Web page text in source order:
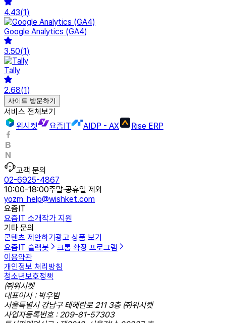
4.43(1)
Google Analytics (GA4)
3.50(1)
Tally
2.68(1)
사이트 방문하기
서비스 전체보기
위시켓
요즘IT AIDP - AX Rise ERP
고객 문의
02-6925-4867
10:00-18:00주말·공휴일 제외
yozm_help@wishket.com
요즘IT
요즘IT 소개작가 지원
기타 문의
콘텐츠 제안하기광고 상품 보기
요즘IT 슬랙봇
크롬 확장 프로그램
이용약관
개인정보 처리방침
청소년보호정책
㈜위시켓
대표이사 : 박우범
서울특별시 강남구 테헤란로 211 3층 ㈜위시켓
사업자등록번호 : 209-81-57303